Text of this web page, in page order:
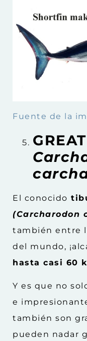
Fuente de la
El conocido
(Carcharodon
también entre
del mundo,
hasta casi 60
Y es que no
e
también son
pueden nadar